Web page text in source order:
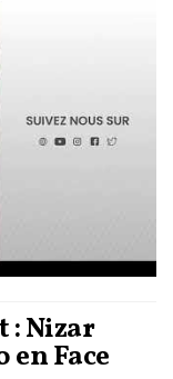
: Nizar
en Face